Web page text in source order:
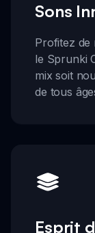
Sons
Profitez de
le Sprunki
mix soit
de tous
Esprit